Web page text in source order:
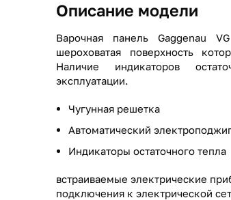
Описание модели
Варочная панель Gaggenau
шероховатая поверхность
Наличие индикаторов
эксплуатации.
Чугунная решетка
Автоматический
Индикаторы остаточного тепла
встраиваемые электрические
подключения к электрической